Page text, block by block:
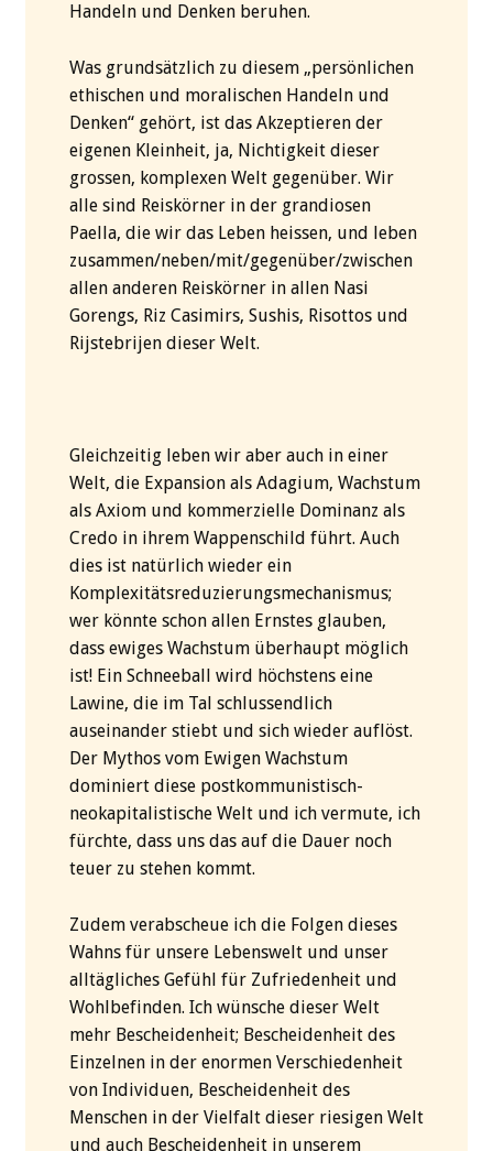
Handeln und Denken beruhen.
Was grundsätzlich zu diesem „persönlichen
ethischen und moralischen Handeln und
Denken“ gehört, ist das Akzeptieren der
eigenen Kleinheit, ja, Nichtigkeit dieser
grossen, komplexen Welt gegenüber. Wir
alle sind Reiskörner in der grandiosen
Paella, die wir das Leben heissen, und leben
zusammen/neben/mit/gegenüber/zwischen
allen anderen Reiskörner in allen Nasi
Gorengs, Riz Casimirs, Sushis, Risottos und
Rijstebrijen dieser Welt.
Gleichzeitig leben wir aber auch in einer
Welt, die Expansion als Adagium, Wachstum
als Axiom und kommerzielle Dominanz als
Credo in ihrem Wappenschild führt. Auch
dies ist natürlich wieder ein
Komplexitätsreduzierungsmechanismus;
wer könnte schon allen Ernstes glauben,
dass ewiges Wachstum überhaupt möglich
ist! Ein Schneeball wird höchstens eine
Lawine, die im Tal schlussendlich
auseinander stiebt und sich wieder auflöst.
Der Mythos vom Ewigen Wachstum
dominiert diese postkommunistisch-
neokapitalistische Welt und ich vermute, ich
fürchte, dass uns das auf die Dauer noch
teuer zu stehen kommt.
Zudem verabscheue ich die Folgen dieses
Wahns für unsere Lebenswelt und unser
alltägliches Gefühl für Zufriedenheit und
Wohlbefinden. Ich wünsche dieser Welt
mehr Bescheidenheit; Bescheidenheit des
Einzelnen in der enormen Verschiedenheit
von Individuen, Bescheidenheit des
Menschen in der Vielfalt dieser riesigen Welt
und auch Bescheidenheit in unserem